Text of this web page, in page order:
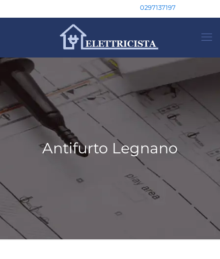
0297137197
Antifurto Legnano